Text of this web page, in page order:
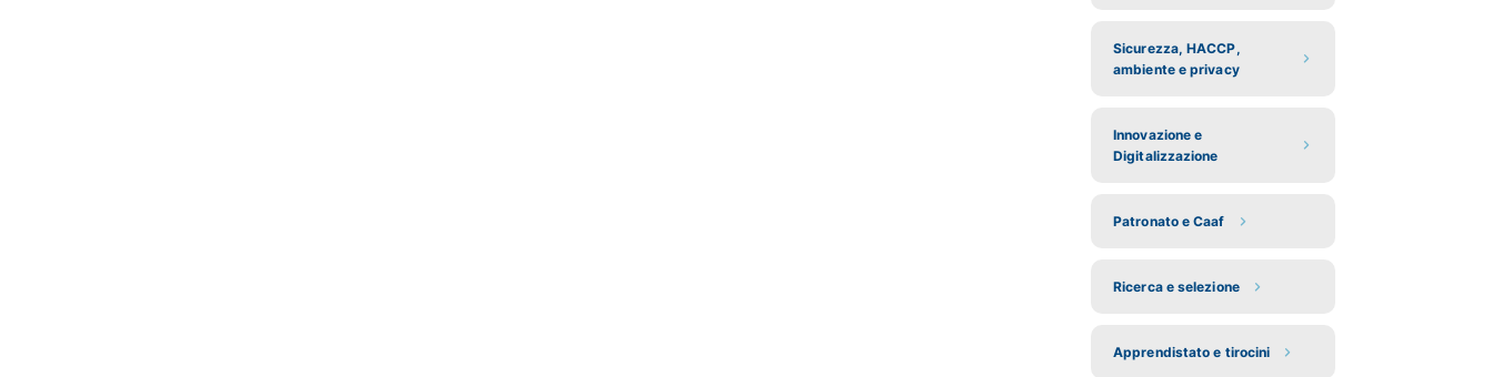
Sicurezza, HACCP,
ambiente e privacy
Innovazione e
Digitalizzazione
Patronato e Caaf
Ricerca e selezione
Apprendistato e tirocini